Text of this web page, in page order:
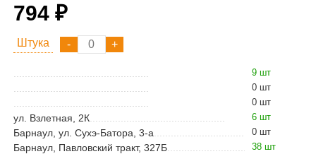
794 ₽
Штука
9 шт
0 шт
0 шт
ул. Взлетная, 2К 6 шт
Барнаул, ул. Сухэ-Батора, 3-а 0 шт
Барнаул, Павловский тракт, 327Б 38 шт